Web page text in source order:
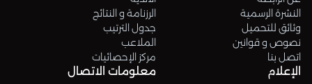
النشرة الرسمية
وثائق للتحميل
نصوص و قوانين
اتصل بنا
الرزنامة و النتائج
جدول الترتيب
الملاعب
مركز الإحصائيات
الإعلام معلومات الاتصال